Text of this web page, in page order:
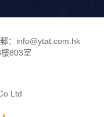
：info@ytat.com.hk
803室
Ltd